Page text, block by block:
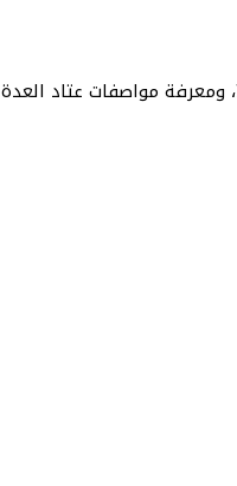
ريدمي 7A، ومعرفة مواصفات عتاد العدة